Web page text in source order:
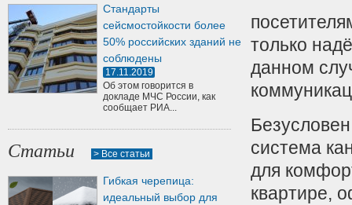
Стандарты
сейсмостойкости более
50% российских зданий не
соблюдены
17.11.2019
Об этом говорится в
докладе МЧС России, как
сообщает РИА...
Статьи > Все статьи
Гибкая черепица:
идеальный выбор для
только
данном
система
для
квартире,